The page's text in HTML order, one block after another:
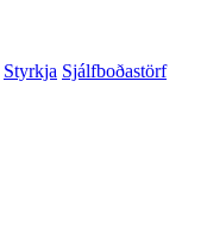
Styrkja Sjálfboðastörf